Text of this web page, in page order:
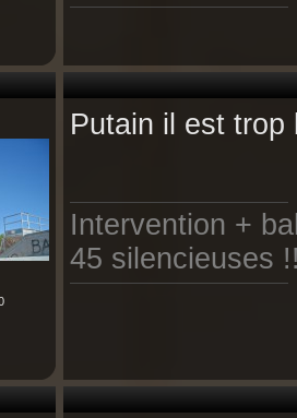
Putain il est trop
Intervention +
45 silencieuses